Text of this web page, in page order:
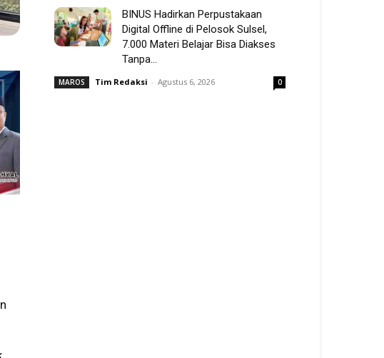
BINUS Hadirkan Perpustakaan
Digital Offline di Pelosok Sulsel,
7.000 Materi Belajar Bisa Diakses
Tanpa...
MAROS Tim Redaksi - Agustus 6, 2026 0